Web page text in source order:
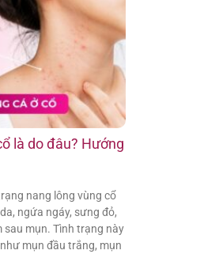
là do đâu? Hướng
nang lông vùng cổ
ngứa ngáy, sưng đỏ,
sau mụn. Tình trạng này
mụn đầu trắng, mụn